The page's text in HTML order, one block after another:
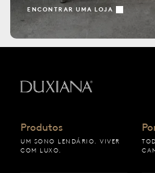
ENCONTRAR UMA LOJA
Voltar à
Produtos
UM SONO LENDÁRIO. VIVER
COM LUXO.